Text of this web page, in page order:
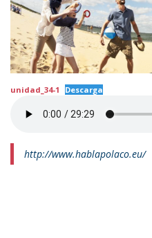
unidad_34-1 Descarga
http://www.hablapolaco.eu/